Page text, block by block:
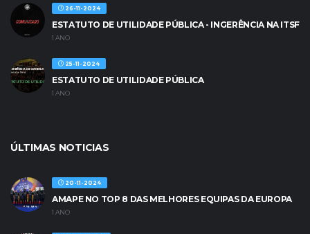
26-11-2024
ESTATUTO DE UTILIDADE PÚBLICA - INGERÊNCIA NA ITSF
1 ANO
25-11-2024
ESTATUTO DE UTILIDADE PÚBLICA
1 ANO
ÚLTIMAS NOTICIAS
20-11-2024
AMAPE NO TOP 8 DAS MELHORES EQUIPAS DA EUROPA
1 ANO